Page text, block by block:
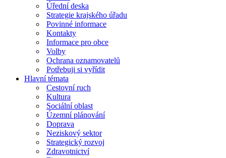
Úřední deska
Strategie krajského úřadu
Povinné informace
Kontakty
Informace pro obce
Volby
Ochrana oznamovatelů
Potřebuji si vyřídit
Hlavní témata
Cestovní ruch
Kultura
Sociální oblast
Územní plánování
Doprava
Neziskový sektor
Strategický rozvoj
Zdravotnictví